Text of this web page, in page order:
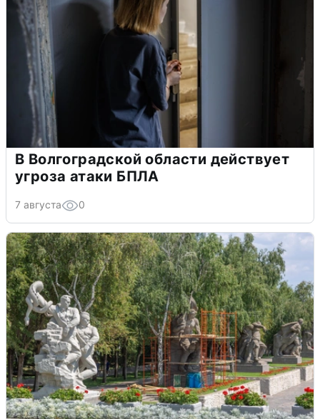
В Волгоградской области действует
угроза атаки БПЛА
7 августа 0